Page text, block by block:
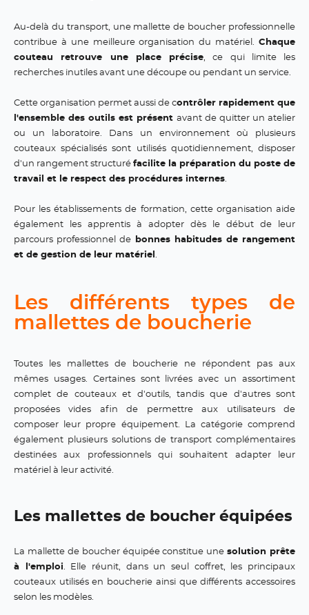
Au-delà du transport, une mallette de boucher professionnelle
contribue à une meilleure organisation du matériel. Chaque
couteau retrouve une place précise, ce qui limite les
recherches inutiles avant une découpe ou pendant un service.
Cette organisation permet aussi de contrôler rapidement que
l'ensemble des outils est présent avant de quitter un atelier
ou un laboratoire. Dans un environnement où plusieurs
couteaux spécialisés sont utilisés quotidiennement, disposer
d'un rangement structuré facilite la préparation du poste de
travail et le respect des procédures internes.
Pour les établissements de formation, cette organisation aide
également les apprentis à adopter dès le début de leur
parcours professionnel de bonnes habitudes de rangement
et de gestion de leur matériel .
Les différents types de
mallettes de boucherie
Toutes les mallettes de boucherie ne répondent pas aux
mêmes usages. Certaines sont livrées avec un assortiment
complet de couteaux et d'outils, tandis que d'autres sont
proposées vides afin de permettre aux utilisateurs de
composer leur propre équipement. La catégorie comprend
également plusieurs solutions de transport complémentaires
destinées aux professionnels qui souhaitent adapter leur
matériel à leur activité.
Les mallettes de boucher équipées
La mallette de boucher équipée constitue unesolution prête
à l'emploi. Elle réunit, dans un seul coffret, les principaux
couteaux utilisés en boucherie ainsi que différents accessoires
selon les modèles.